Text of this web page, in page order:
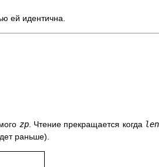
ей идентична.
zp. Чтение прекращается когда
раньше).